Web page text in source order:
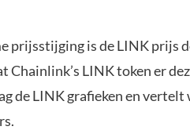
prijsstijging is de LINK prijs
Chainlink’s LINK token er
de LINK grafieken en